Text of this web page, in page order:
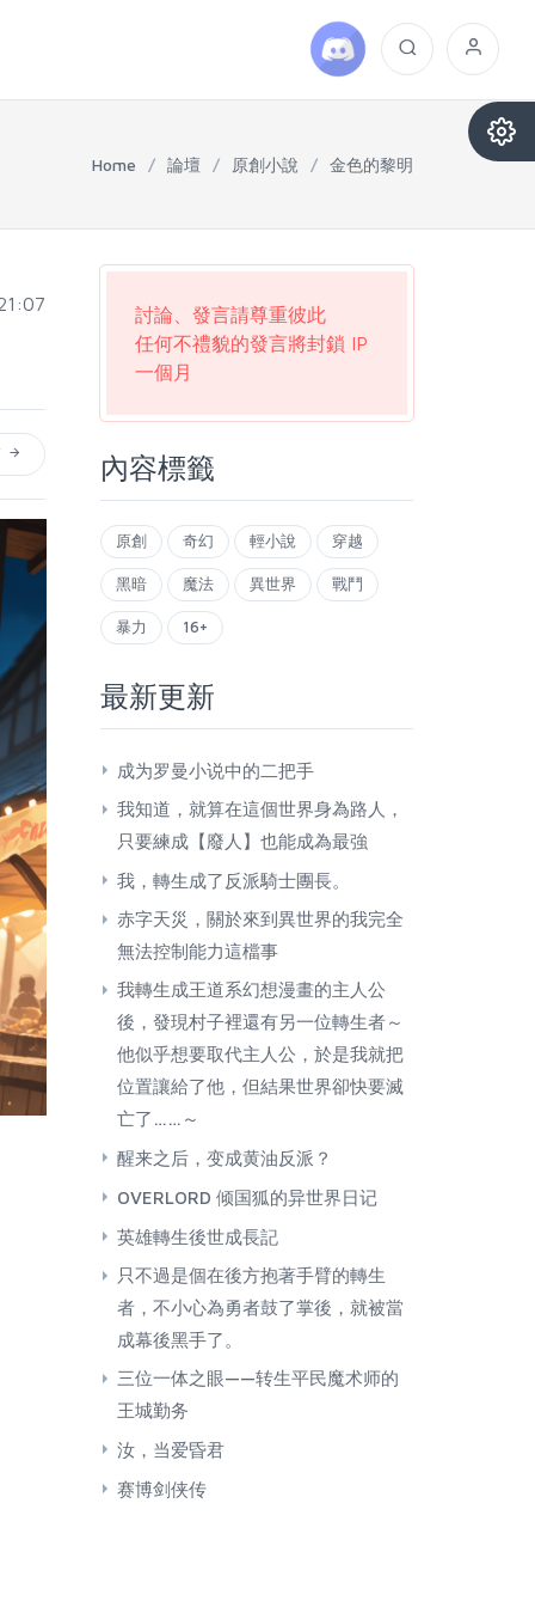
Home / 論壇 / 原創小說 / 金色的黎明
討論、發言請尊重彼此
任何不禮貌的發言將封鎖 IP
一個月
內容標籤
原創 奇幻 輕小說 穿越
黑暗 魔法 異世界 戰鬥
暴力 16+
最新更新
成为罗曼小说中的二把手
我知道，就算在這個世界身為路人，
只要練成【廢人】也能成為最強
我，轉生成了反派騎士團長。
赤字天災，關於來到異世界的我完全
無法控制能力這檔事
我轉生成王道系幻想漫畫的主人公
後，發現村子裡還有另一位轉生者～
他似乎想要取代主人公，於是我就把
位置讓給了他，但結果世界卻快要滅
亡了……～
醒来之后，变成黄油反派？
OVERLORD 倾国狐的异世界日记
英雄轉生後世成長記
只不過是個在後方抱著手臂的轉生
者，不小心為勇者鼓了掌後，就被當
成幕後黑手了。
三位一体之眼——转生平民魔术师的
王城勤务
汝，当爱昏君
赛博剑侠传